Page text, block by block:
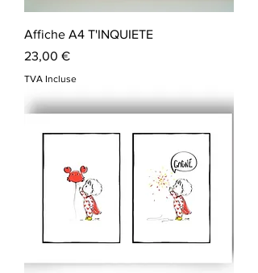
Affiche A4 T'INQUIETE
Prix
23,00 €
TVA Incluse